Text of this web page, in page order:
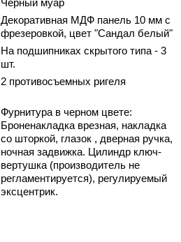
Черный муар
Декоративная МДФ панель 10 мм с
фрезеровкой, цвет "Сандал белый"
На подшипниках скрытого типа - 3
шт.
2 противосъемных ригеля
Фурнитура в черном цвете:
Броненакладка врезная, накладка
со шторкой, глазок , дверная ручка,
ночная задвижка. Цилиндр ключ-
вертушка (производитель не
регламентируется), регулируемый
эксцентрик.